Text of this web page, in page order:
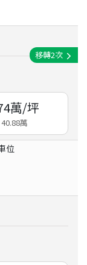
移轉2次
萬/坪
40.88萬
位